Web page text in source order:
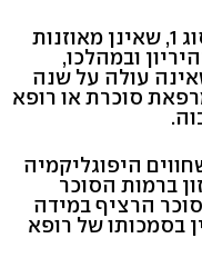
גם מטופלות בהיריון עם סוכרת סוג 1, שאינן מאוזנות
ובמהלכו,
עולה על שנה
סוכרת או רופא
בני 18 ומעלה, שחווים היפוגליקמיה
ברמות הסוכר
הרציף במידה
בסמכותו של רופא